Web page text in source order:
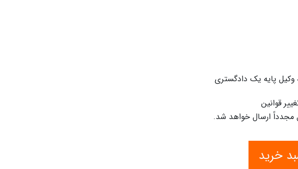
وکیل پایه یک دادگستری
قوانین
مجدداً ارسال خواهد شد.
خرید